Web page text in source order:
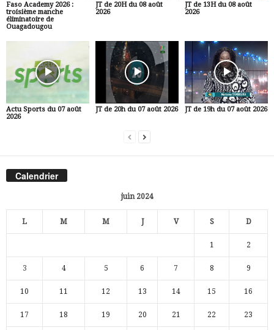
Faso Academy 2026 :
troisième manche
éliminatoire de
Ouagadougou
JT de 20H du 08 août
2026
JT de 13H du 08 août
2026
Actu Sports du 07 août
2026
JT de 20h du 07 août 2026 JT de 19h du 07 août 2026
Calendrier
juin 2024
L M M J V S D
1 2
3 4 5 6 7 8 9
10 11 12 13 14 15 16
17 18 19 20 21 22 23